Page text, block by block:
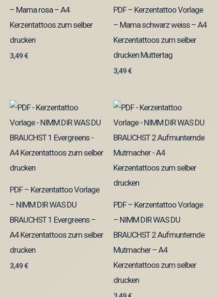
– Mama rosa – A4
Kerzentattoos zum selber
drucken
3,49€
PDF – Kerzentattoo Vorlage
– Mama schwarz weiss – A4
Kerzentattoos zum selber
drucken Muttertag
3,49€
PDF – Kerzentattoo Vorlage
– NIMM DIR WAS DU
BRAUCHST 1 Evergreens –
A4 Kerzentattoos zum selber
drucken
3,49€
PDF – Kerzentattoo Vorlage
– NIMM DIR WAS DU
BRAUCHST 2 Aufmunternde
Mutmacher – A4
Kerzentattoos zum selber
drucken